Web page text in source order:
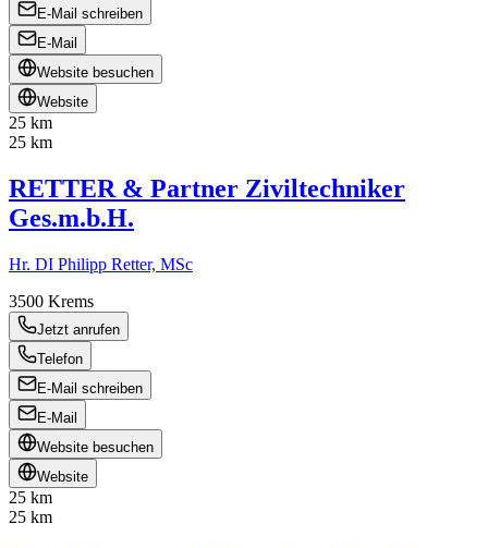
E-Mail schreiben
E-Mail
Website besuchen
Website
25 km
25 km
RETTER & Partner Ziviltechniker
Ges.m.b.H.
Hr. DI Philipp Retter, MSc
3500 Krems
Jetzt anrufen
Telefon
E-Mail schreiben
E-Mail
Website besuchen
Website
25 km
25 km